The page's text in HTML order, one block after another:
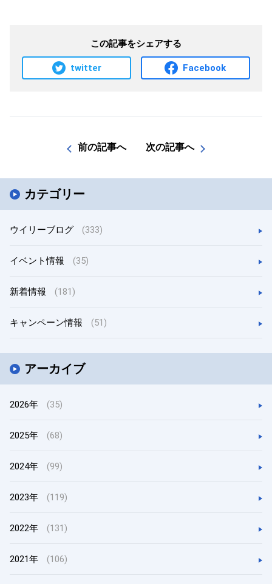
カテゴリー
ウイリーブログ (333)
イベント情報 (35)
新着情報 (181)
キャンペーン情報 (51)
アーカイブ
2026年 (35)
2025年 (68)
2024年 (99)
2023年 (119)
2022年 (131)
2021年 (106)
この記事をシェアする
twitter Facebook
前の記事へ 次の記事へ